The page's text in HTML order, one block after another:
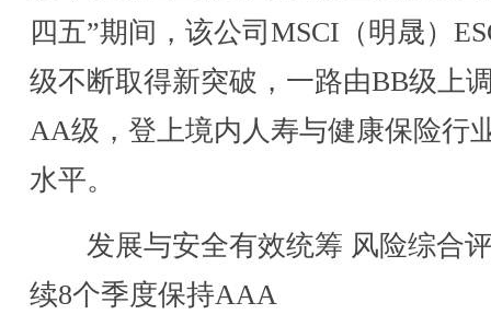
四五”期间，该公司MSCI（明晟）
级不断取得新突破，一路由BB级上
AA级，登上境内人寿与健康保险行
水平。
发展与安全有效统筹 风险综合
续8个季度保持AAA